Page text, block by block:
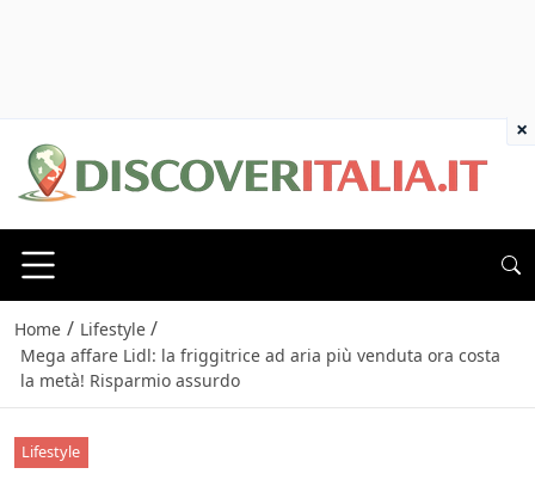
Home / Lifestyle /
Mega affare Lidl: la friggitrice ad aria più venduta ora costa
la metà! Risparmio assurdo
Lifestyle
×